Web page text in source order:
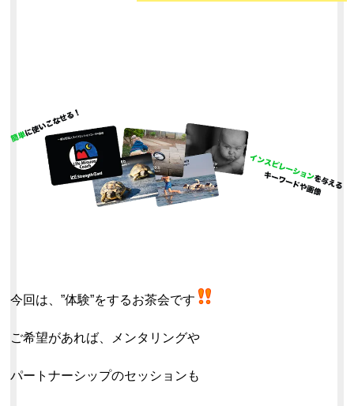
今回は、”体験”をするお茶会です
ご希望があれば、メンタリングや
パートナーシップのセッションも